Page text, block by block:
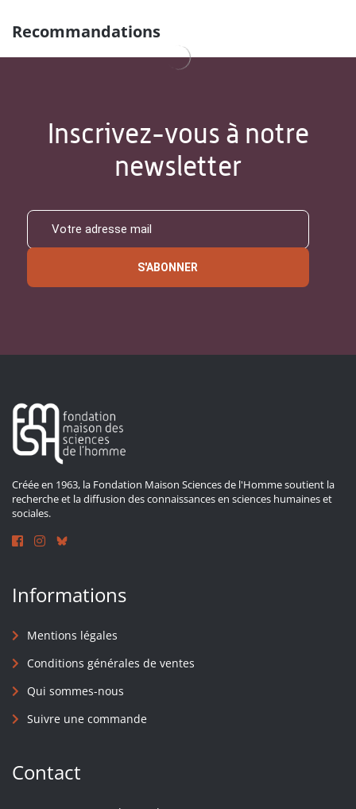
Recommandations
Inscrivez-vous à notre
newsletter
S'ABONNER
Créée en 1963, la Fondation Maison Sciences de l'Homme soutient la
recherche et la diffusion des connaissances en sciences humaines et
sociales.
Informations
Mentions légales
Conditions générales de ventes
Qui sommes-nous
Suivre une commande
Contact